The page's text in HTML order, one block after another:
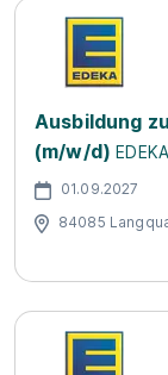
Ausbildung
(m/w/d)
01.09.2027
84085